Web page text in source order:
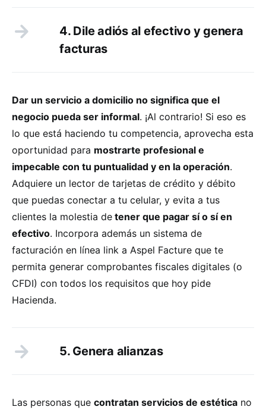
4. Dile adiós al efectivo y genera
facturas
Dar un servicio a domicilio no significa que el
negocio pueda ser informal. ¡Al contrario! Si eso es
lo que está haciendo tu competencia, aprovecha esta
oportunidad para mostrarte profesional e
impecable con tu puntualidad y en la operación.
Adquiere un lector de tarjetas de crédito y débito
que puedas conectar a tu celular, y evita a tus
clientes la molestia de tener que pagar sí o sí en
efectivo. Incorpora además un sistema de
facturación en línea link a Aspel Facture que te
permita generar comprobantes fiscales digitales (o
CFDI) con todos los requisitos que hoy pide
Hacienda.
5. Genera alianzas
Las personas que contratan servicios de estética no